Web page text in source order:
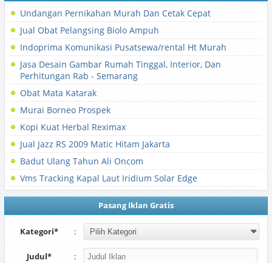
Undangan Pernikahan Murah Dan Cetak Cepat
Jual Obat Pelangsing Biolo Ampuh
Indoprima Komunikasi Pusatsewa/rental Ht Murah
Jasa Desain Gambar Rumah Tinggal, Interior, Dan
Perhitungan Rab - Semarang
Obat Mata Katarak
Murai Borneo Prospek
Kopi Kuat Herbal Reximax
Jual Jazz RS 2009 Matic Hitam Jakarta
Badut Ulang Tahun Ali Oncom
Vms Tracking Kapal Laut Iridium Solar Edge
Pasang Iklan Gratis
Kategori* :
Judul* :